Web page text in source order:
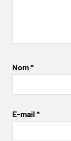
Nom*
E-mail *